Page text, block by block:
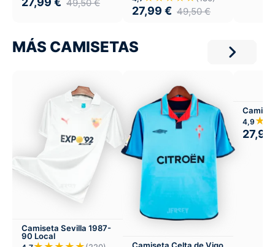
49,50€
27,99 € 49,50€
MÁS CAMISETAS
Camiseta Sevilla 1987-
90 Local
4,9
27,99